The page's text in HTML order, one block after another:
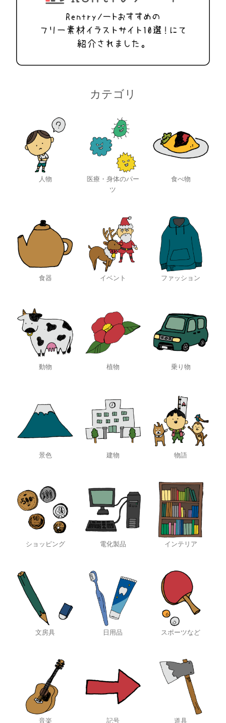
カテゴリ
人物
医療・身体のパー
ツ
食べ物
食器 イベント ファッション
動物 植物 乗り物
景色 建物 物語
ショッピング 電化製品 インテリア
文房具 日用品 スポーツなど
音楽 記号 道具